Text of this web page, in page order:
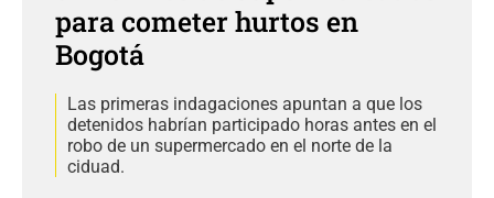
para cometer hurtos en
Bogotá
Las primeras indagaciones apuntan a que los
detenidos habrían participado horas antes en el
robo de un supermercado en el norte de la
ciduad.